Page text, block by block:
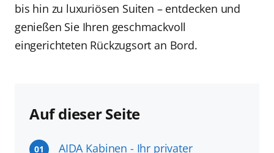
bis hin zu luxuriösen Suiten – entdecken und
genießen Sie Ihren geschmackvoll
eingerichteten Rückzugsort an Bord.
Auf dieser Seite
01
AIDA Kabinen - Ihr privater